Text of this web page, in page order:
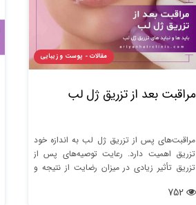
مقالات - پوست و زیبایی
مراقبت بعد از تزریق ژل لب
مراقبت‌های پس از تزریق ژل لب به اندازه خود
تزریق اهمیت دارد. رعایت توصیه‌های پس از
تزریق تأثیر زیادی در میزان رضایت از نتیجه و
752